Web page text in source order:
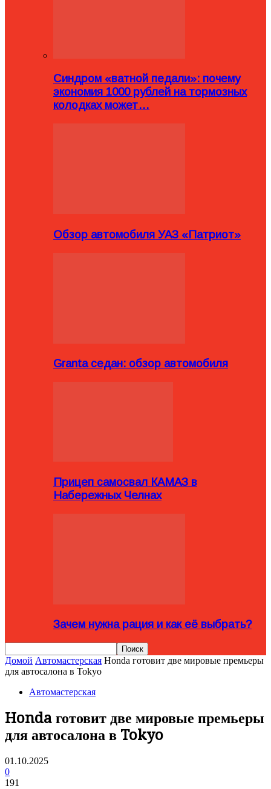
Синдром «ватной педали»: почему
экономия 1000 рублей на тормозных
колодках может…
Обзор автомобиля УАЗ «Патриот»
Granta седан: обзор автомобиля
Прицеп самосвал КАМАЗ в
Набережных Челнах
Зачем нужна рация и как её выбрать?
Домой Автомастерская Honda готовит две мировые премьеры
для автосалона в Tokyo
Автомастерская
Honda готовит две мировые премьеры
для автосалона в Tokyo
01.10.2025
0
191